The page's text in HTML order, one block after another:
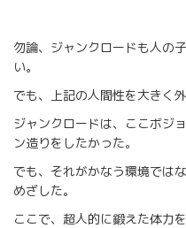
勿論、ジャンクロードも人の
い。
でも、上記の人間性を大きく
ジャンクロードは、ここボジ
ン造りをしたかった。
でも、それがかなう環境では
めざした。
ここで、超人的に鍛えた体力